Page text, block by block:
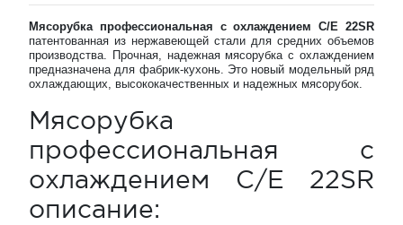
Мясорубка профессиональная с охлаждением C/E 22SR
патентованная из нержавеющей стали для средних объемов
производства. Прочная, надежная мясорубка с охлаждением
предназначена для фабрик-кухонь. Это новый модельный ряд
охлаждающих, высококачественных и надежных мясорубок.
Мясорубка
профессиональная с
охлаждением C/E 22SR
описание: